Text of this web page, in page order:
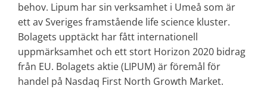
behov. Lipum har sin verksamhet i Umeå som är
ett av Sveriges framstående life science kluster.
Bolagets upptäckt har fått internationell
uppmärksamhet och ett stort Horizon 2020 bidrag
från EU. Bolagets aktie (LIPUM) är föremål för
handel på Nasdaq First North Growth Market.